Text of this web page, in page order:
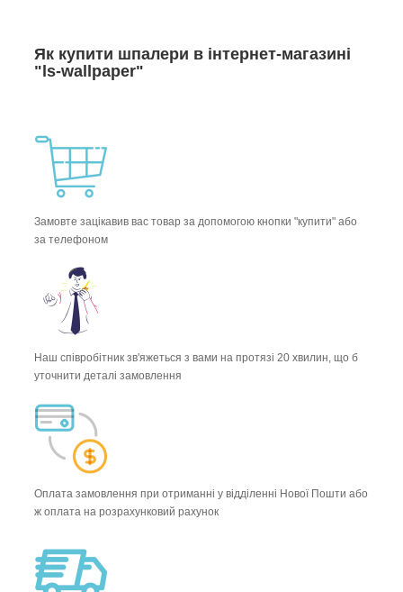
Як купити шпалери в інтернет-магазині
"ls-wallpaper"
Замовте зацікавив вас товар за допомогою кнопки "купити" або
за телефоном
Наш співробітник зв'яжеться з вами на протязі 20 хвилин, що б
уточнити деталі замовлення
Оплата замовлення при отриманні у відділенні Нової Пошти або
ж оплата на розрахунковий рахунок